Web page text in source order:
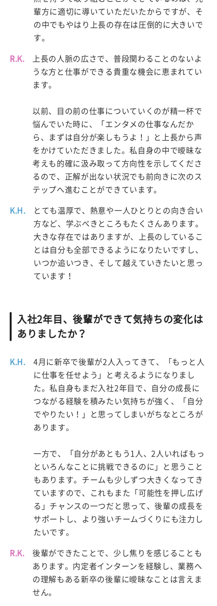
輩方に適切に導いていただいたからですが、そ
の中でもやはり上長の存在は圧倒的に大きいで
す。
R.K.
上長の人脈の広さで、普段関わることのないよ
うな方と仕事ができる貴重な機会に恵まれてい
ます。
以前、目の前の仕事についていくのが精一杯で
悩んでいた時に、「エンタメの仕事なんだか
ら、まずは自分が楽しもうよ！」と上長から声
をかけていただきました。私自身の中で曖昧な
考えも的確に汲み取って方向性を示してくださ
るので、正解が出ない状況でも前向きに次のス
テップへ進むことができています。
K.H.
とても温厚で、熱意や一人ひとりとの向き合い
方など、学ぶべきところもたくさんあります。
大きな存在ではありますが、上長のしているこ
とは自分も全部できるようになりたいですし、
いつか追いつき、そして越えていきたいと思っ
ています！
入社2年目、後輩ができて気持ちの変化は
ありましたか？
K.H.
4月に新卒で後輩が2人入ってきて、「もっと人
に仕事を任せよう」と考えるようになりまし
た。私自身もまだ入社2年目で、自分の成長に
つながる経験を積みたい気持ちが強く、「自分
でやりたい！」と思ってしまいがちなところが
あります。
一方で、「自分があともう1人、2人いればもっ
といろんなことに挑戦できるのに」と思うこと
もあります。チームも少しずつ大きくなってき
ていますので、これもまた「可能性を押し広げ
る」チャンスの一つだと思って、後輩の成長を
サポートし、より強いチームづくりにも注力し
たいです。
R.K.
後輩ができたことで、少し焦りを感じることも
あります。内定者インターンを経験し、業務へ
の理解もある新卒の後輩に曖昧なことは言えま
せん。